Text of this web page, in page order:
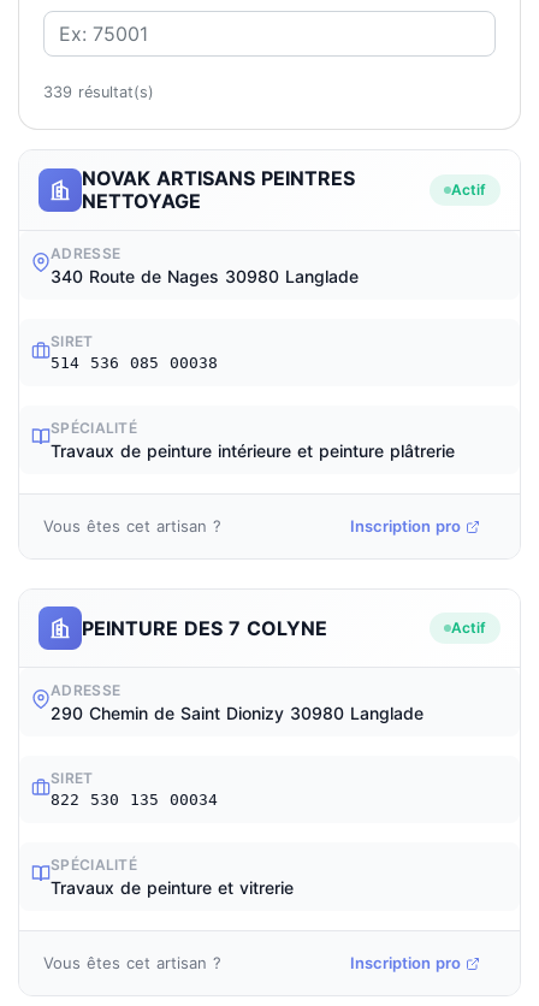
NOVAK ARTISANS PEINTRES
NETTOYAGE
Actif
ADRESSE
340 Route de Nages 30980 Langlade
SIRET
514 536 085 00038
SPÉCIALITÉ
Travaux de peinture intérieure et peinture plâtrerie
Vous êtes cet artisan ? Inscription pro
PEINTURE DES 7 COLYNE Actif
ADRESSE
290 Chemin de Saint Dionizy 30980 Langlade
SIRET
822 530 135 00034
SPÉCIALITÉ
Travaux de peinture et vitrerie
Vous êtes cet artisan ? Inscription pro
339 résultat(s)